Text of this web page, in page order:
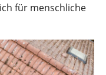
für menschliche